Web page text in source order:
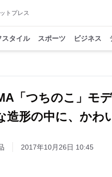
トプレス
スタイル スポーツ ビジネス
「つちのこ」モ
形の中に、かわ
2017年10月26日 10:45